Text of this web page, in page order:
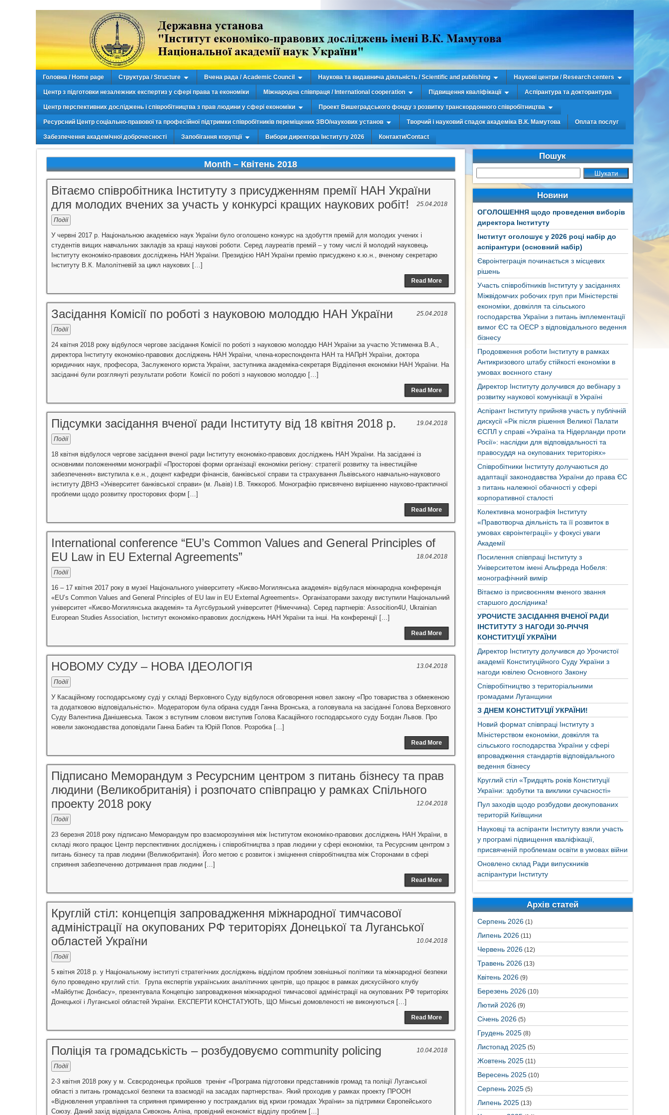
Головна / Home page Структура / Structure Вчена рада / Academic Council Наукова та видавнича діяльність / Scientific and publishing Наукові центри / Research centers
Центр з підготовки незалежних експертиз у сфері права та економіки Міжнародна співпраця / International cooperation Підвищення кваліфікації Аспірантура та докторантура
Центр перспективних досліджень і співробітництва з прав людини у сфері економіки Проект Вишеградського фонду з розвитку транскордонного співробітництва
Ресурсний Центр соціально-правової та професійної підтримки співробітників переміщених ЗВО/наукових установ Творчий і науковий спадок академіка В.К. Мамутова Оплата послуг
Забезпечення академічної доброчесності Запобігання корупції Вибори директора Інституту 2026 Контакти/Contact
Month – Квітень 2018
Вітаємо співробітника Інституту з присудженням премії НАН України
для молодих вчених за участь у конкурсі кращих наукових робіт!
25.04.2018
Події
У червні 2017 р. Національною академією наук України було оголошено конкурс на здобуття премій для молодих учених і
студентів вищих навчальних закладів за кращі наукові роботи. Серед лауреатів премій – у тому числі й молодий науковець
Інституту економіко-правових досліджень НАН України. Президією НАН України премію присуджено к.ю.н., вченому секретарю
Інституту В.К. Малолітневій за цикл наукових […]
Read More
Засідання Комісії по роботі з науковою молоддю НАН України 25.04.2018
Події
24 квітня 2018 року відбулося чергове засідання Комісії по роботі з науковою молоддю НАН України за участю Устименка В.А.,
директора Інституту економіко-правових досліджень НАН України, члена-кореспондента НАН та НАПрН України, доктора
юридичних наук, професора, Заслуженого юриста України, заступника академіка-секретаря Відділення економіки НАН України. На
засіданні були розглянуті результати роботи Комісії по роботі з науковою молоддю […]
Read More
Підсумки засідання вченої ради Інституту від 18 квітня 2018 р. 19.04.2018
Події
18 квітня відбулося чергове засідання вченої ради Інституту економіко-правових досліджень НАН України. На засіданні із
основними положеннями монографії «Просторові форми організації економіки регіону: стратегії розвитку та інвестиційне
забезпечення» виступила к.е.н., доцент кафедри фінансів, банківської справи та страхування Львівського навчально-наукового
інституту ДВНЗ «Університет банківської справи» (м. Львів) І.В. Тяжкороб. Монографію присвячено вирішенню науково-практичної
проблеми щодо розвитку просторових форм […]
Read More
International conference “EU’s Common Values and General Principles of
EU Law in EU External Agreements”
18.04.2018
Події
16 – 17 квітня 2017 року в музеї Національного університету «Києво-Могилянська академія» відбулася міжнародна конференція
«EU’s Common Values and General Principles of EU law in EU External Agreements». Організаторами заходу виступили Національний
університет «Києво-Могилянська академія» та Аугсбурзький університет (Німеччина). Серед партнерів: Assocition4U, Ukrainian
European Studies Association, Інститут економіко-правових досліджень НАН України та інші. На конференції […]
Read More
НОВОМУ СУДУ – НОВА ІДЕОЛОГІЯ 13.04.2018
Події
У Касаційному господарському суді у складі Верховного Суду відбулося обговорення новел закону «Про товариства з обмеженою
та додатковою відповідальністю». Модератором була обрана суддя Ганна Вронська, а головувала на засіданні Голова Верховного
Суду Валентина Данішевська. Також з вступним словом виступив Голова Касаційного господарського суду Богдан Львов. Про
новели законодавства доповідали Ганна Бабич та Юрій Попов. Розробка […]
Read More
Підписано Меморандум з Ресурсним центром з питань бізнесу та прав
людини (Великобританія) і розпочато співпрацю у рамках Спільного
проекту 2018 року
12.04.2018
Події
23 березня 2018 року підписано Меморандум про взаєморозуміння між Інститутом економіко-правових досліджень НАН України, в
складі якого працює Центр перспективних досліджень і співробітництва з прав людини у сфері економіки, та Ресурсним центром з
питань бізнесу та прав людини (Великобританія). Його метою є розвиток і зміцнення співробітництва між Сторонами в сфері
сприяння забезпеченню дотримання прав людини […]
Read More
Круглій стіл: концепція запровадження міжнародної тимчасової
адміністрації на окупованих РФ територіях Донецької та Луганської
областей України
10.04.2018
Події
5 квітня 2018 р. у Національному інституті стратегічних досліджень відділом проблем зовнішньої політики та міжнародної безпеки
було проведено круглий стіл. Група експертів українських аналітичних центрів, що працює в рамках дискусійного клубу
«Майбутнє Донбасу», презентувала Концепцію запровадження міжнародної тимчасової адміністрації на окупованих РФ територіях
Донецької і Луганської областей України. ЕКСПЕРТИ КОНСТАТУЮТЬ, ЩО Мінські домовленості не виконуються […]
Read More
Поліція та громадськість – розбудовуємо community policing 10.04.2018
Події
2-3 квітня 2018 року у м. Сєвєродонецьк пройшов тренінг «Програма підготовки представників громад та поліції Луганської
області з питань громадської безпеки та взаємодії на засадах партнерства». Який проходив у рамках проекту ПРООН
«Відновлення управління та сприяння примиренню у постраждалих від кризи громадах України» за підтримки Європейського
Союзу. Даний захід відвідала Сивоконь Аліна, провідний економіст відділу проблем […]
Пошук
Новини
ОГОЛОШЕННЯ щодо проведення виборів
директора Інституту
Інститут оголошує у 2026 році набір до
аспірантури (основний набір)
Євроінтеграція починається з місцевих
рішень
Участь співробітників Інституту у засіданнях
Міжвідомчих робочих груп при Міністерстві
економіки, довкілля та сільського
господарства України з питань імплементації
вимог ЄС та ОЕСР з відповідального ведення
бізнесу
Продовження роботи Інституту в рамках
Антикризового штабу стійкості економіки в
умовах воєнного стану
Директор Інституту долучився до вебінару з
розвитку наукової комунікації в Україні
Аспірант Інституту прийняв участь у публічній
дискусії «Рік після рішення Великої Палати
ЄСПЛ у справі «Україна та Нідерланди проти
Росії»: наслідки для відповідальності та
правосуддя на окупованих територіях»
Співробітники Інституту долучаються до
адаптації законодавства України до права ЄС
з питань належної обачності у сфері
корпоративної сталості
Колективна монографія Інституту
«Правотворча діяльність та її розвиток в
умовах євроінтеграції» у фокусі уваги
Академії
Посилення співпраці Інституту з
Університетом імені Альфреда Нобеля:
монографічний вимір
Вітаємо із присвоєнням вченого звання
старшого дослідника!
УРОЧИСТЕ ЗАСІДАННЯ ВЧЕНОЇ РАДИ
ІНСТИТУТУ З НАГОДИ 30-РІЧЧЯ
КОНСТИТУЦІЇ УКРАЇНИ
Директор Інституту долучився до Урочистої
академії Конституційного Суду України з
нагоди ювілею Основного Закону
Співробітництво з територіальними
громадами Луганщини
З ДНЕМ КОНСТИТУЦІЇ УКРАЇНИ!
Новий формат співпраці Інституту з
Міністерством економіки, довкілля та
сільського господарства України у сфері
впровадження стандартів відповідального
ведення бізнесу
Круглий стіл «Тридцять років Конституції
України: здобутки та виклики сучасності»
Пул заходів щодо розбудови деокупованих
територій Київщини
Науковці та аспіранти Інституту взяли участь
у програмі підвищення кваліфікації,
присвяченій проблемам освіти в умовах війни
Оновлено склад Ради випускників
аспірантури Інституту
Архів статей
Серпень 2026(1)
Липень 2026(11)
Червень 2026(12)
Травень 2026(13)
Квітень 2026(9)
Березень 2026(10)
Лютий 2026(9)
Січень 2026(5)
Грудень 2025(8)
Листопад 2025(5)
Жовтень 2025(11)
Вересень 2025(10)
Серпень 2025(5)
Липень 2025(13)